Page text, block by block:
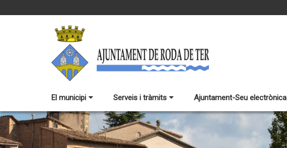
El municipi Serveis i tràmits Ajuntament-Seu electrònica